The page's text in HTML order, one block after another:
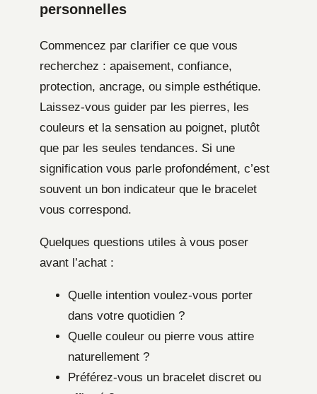
personnelles
Commencez par clarifier ce que vous
recherchez : apaisement, confiance,
protection, ancrage, ou simple esthétique.
Laissez-vous guider par les pierres, les
couleurs et la sensation au poignet, plutôt
que par les seules tendances. Si une
signification vous parle profondément, c’est
souvent un bon indicateur que le bracelet
vous correspond.
Quelques questions utiles à vous poser
avant l’achat :
Quelle intention voulez-vous porter
dans votre quotidien ?
Quelle couleur ou pierre vous attire
naturellement ?
Préférez-vous un bracelet discret ou